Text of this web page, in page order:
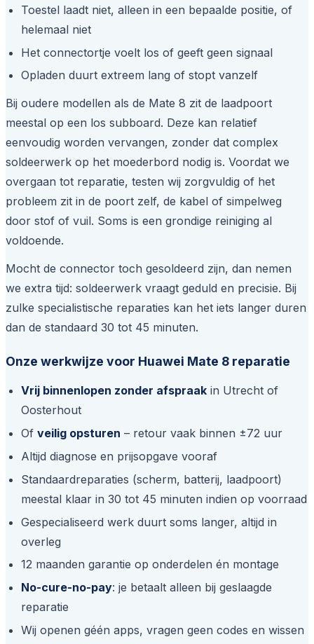
Toestel laadt niet, alleen in een bepaalde positie, of
helemaal niet
Het connectortje voelt los of geeft geen signaal
Opladen duurt extreem lang of stopt vanzelf
Bij oudere modellen als de Mate 8 zit de laadpoort
meestal op een los subboard. Deze kan relatief
eenvoudig worden vervangen, zonder dat complex
soldeerwerk op het moederbord nodig is. Voordat we
overgaan tot reparatie, testen wij zorgvuldig of het
probleem zit in de poort zelf, de kabel of simpelweg
door stof of vuil. Soms is een grondige reiniging al
voldoende.
Mocht de connector toch gesoldeerd zijn, dan nemen
we extra tijd: soldeerwerk vraagt geduld en precisie. Bij
zulke specialistische reparaties kan het iets langer duren
dan de standaard 30 tot 45 minuten.
Onze werkwijze voor Huawei Mate 8 reparatie
Vrij binnenlopen zonder afspraak in Utrecht of
Oosterhout
Ofveilig opsturen – retour vaak binnen ±72 uur
Altijd diagnose en prijsopgave vooraf
Standaardreparaties (scherm, batterij, laadpoort)
meestal klaar in 30 tot 45 minuten indien op voorraad
Gespecialiseerd werk duurt soms langer, altijd in
overleg
12 maanden garantie op onderdelen én montage
No-cure-no-pay: je betaalt alleen bij geslaagde
reparatie
Wij openen géén apps, vragen geen codes en wissen